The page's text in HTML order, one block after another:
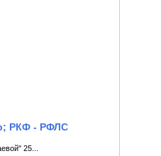
РКФ - РФЛС
25...